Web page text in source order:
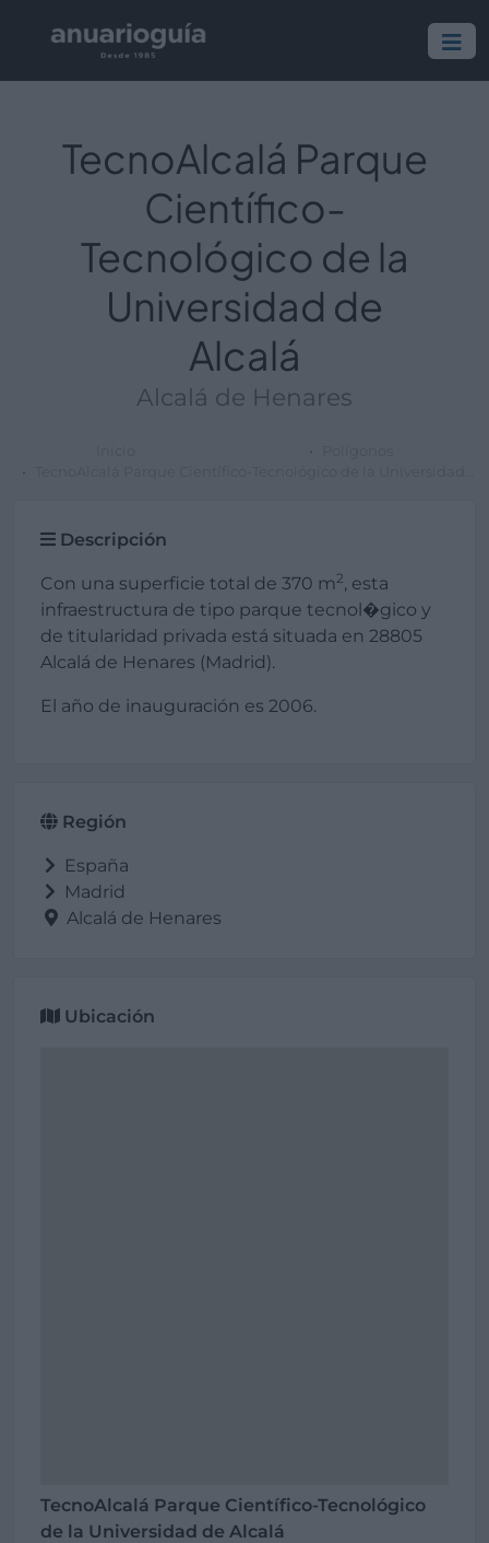
TecnoAlcalá Parque
Científico-
Tecnológico de la
Universidad de
Alcalá
Alcalá de Henares
Descripción
Con una superficie total de 370 m2, esta
infraestructura de tipo parque tecnol�gico y
de titularidad privada está situada en 28805
Alcalá de Henares (Madrid).
El año de inauguración es 2006.
Región
España
Madrid
Alcalá de Henares
Ubicación
TecnoAlcalá Parque Científico-Tecnológico
de la Universidad de Alcalá